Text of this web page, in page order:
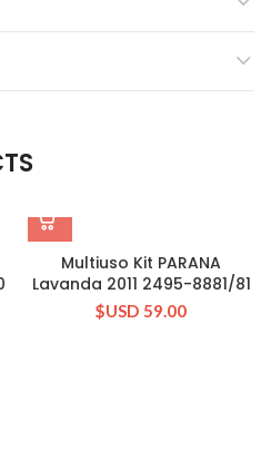
Multiuso Kit PARANA
Lavanda 2011 2495-8881/81
$USD 59.00